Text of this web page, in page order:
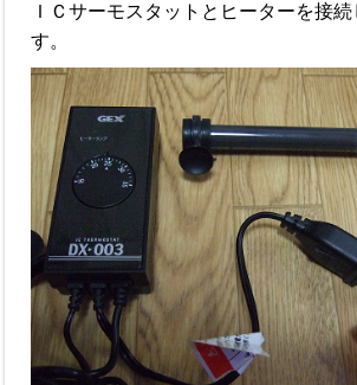
ＩＣサーモスタットとヒーターを接
す。